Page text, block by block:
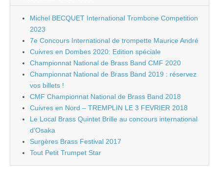
Michel BECQUET International Trombone Competition
2023
7e Concours International de trompette Maurice André
Cuivres en Dombes 2020: Edition spéciale
Championnat National de Brass Band CMF 2020
Championnat National de Brass Band 2019 : réservez
vos billets !
CMF Championnat National de Brass Band 2018
Cuivres en Nord – TREMPLIN LE 3 FEVRIER 2018
Le Local Brass Quintet Brille au concours international
d’Osaka
Surgères Brass Festival 2017
Tout Petit Trumpet Star